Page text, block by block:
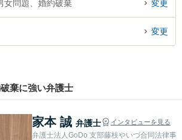
女問題、婚約破棄 変更
変更
棄に強い弁護士
家本 誠 弁護士 インタビューを見る
弁護士法人GoDo 支部藤枝やいづ合同法律事